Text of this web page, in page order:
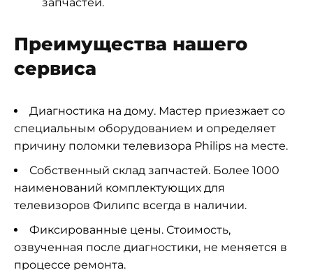
Преимущества нашего
сервиса
Диагностика на дому. Мастер приезжает со
специальным оборудованием и определяет
причину поломки телевизора Philips на месте.
Собственный склад запчастей. Более 1000
наименований комплектующих для
телевизоров Филипс всегда в наличии.
Фиксированные цены. Стоимость,
озвученная после диагностики, не меняется в
процессе ремонта.